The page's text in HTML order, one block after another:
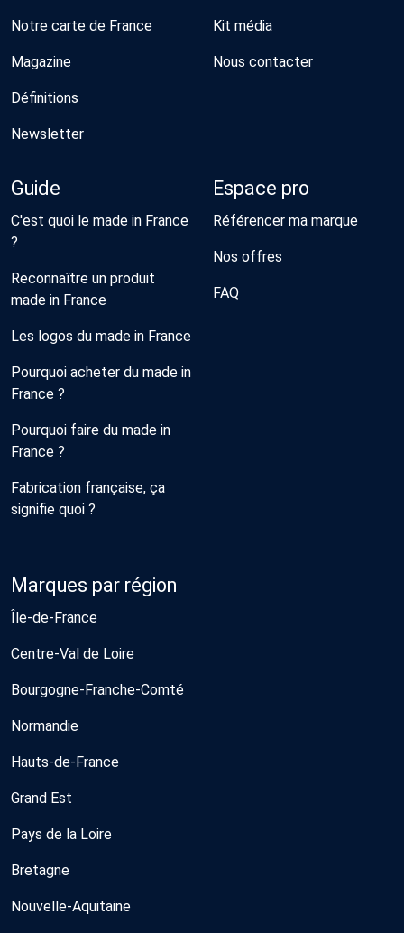
Notre carte de France
Magazine
Définitions
Newsletter
Kit média
Nous contacter
Guide
C'est quoi le made in France
?
Reconnaître un produit
made in France
Les logos du made in France
Pourquoi acheter du made in
France ?
Pourquoi faire du made in
France ?
Fabrication française, ça
signifie quoi ?
Espace pro
Référencer ma marque
Nos offres
FAQ
Marques par région
Île-de-France
Centre-Val de Loire
Bourgogne-Franche-Comté
Normandie
Hauts-de-France
Grand Est
Pays de la Loire
Bretagne
Nouvelle-Aquitaine